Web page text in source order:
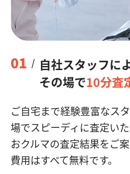
01
自社スタッフに
その場で10分査
ご自宅まで経験豊富なス
場でスピーディに査定いた
おクルマの査定結果をご
費用はすべて無料です。